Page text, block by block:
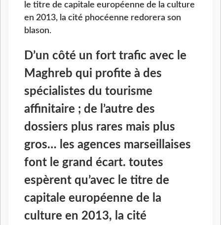
le titre de capitale européenne de la culture
en 2013, la cité phocéenne redorera son
blason.
D’un côté un fort trafic avec le
Maghreb qui profite à des
spécialistes du tourisme
affinitaire ; de l’autre des
dossiers plus rares mais plus
gros… les agences marseillaises
font le grand écart. toutes
espèrent qu’avec le titre de
capitale européenne de la
culture en 2013, la cité